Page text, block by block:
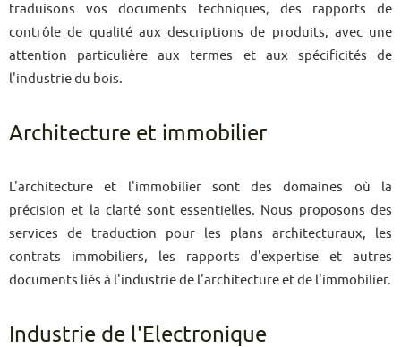
traduisons vos documents techniques, des rapports de
contrôle de qualité aux descriptions de produits, avec une
attention particulière aux termes et aux spécificités de
l'industrie du bois.
Architecture et immobilier
L'architecture et l'immobilier sont des domaines où la
précision et la clarté sont essentielles. Nous proposons des
services de traduction pour les plans architecturaux, les
contrats immobiliers, les rapports d'expertise et autres
documents liés à l'industrie de l'architecture et de l'immobilier.
Industrie de l'Electronique